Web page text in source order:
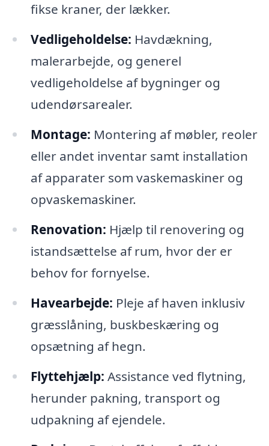
fikse kraner, der lækker.
Vedligeholdelse: Havdækning,
malerarbejde, og generel
vedligeholdelse af bygninger og
udendørsarealer.
Montage: Montering af møbler, reoler
eller andet inventar samt installation
af apparater som vaskemaskiner og
opvaskemaskiner.
Renovation: Hjælp til renovering og
istandsættelse af rum, hvor der er
behov for fornyelse.
Havearbejde: Pleje af haven inklusiv
græsslåning, buskbeskæring og
opsætning af hegn.
Flyttehjælp: Assistance ved flytning,
herunder pakning, transport og
udpakning af ejendele.